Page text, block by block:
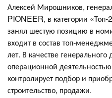
Алексей Мирошников,
PIONEER, в категории
занял шестую позицию в
входит в состав топ-
лет. В качестве генерального
операционной
контролирует подбор и
строительство, продажи.